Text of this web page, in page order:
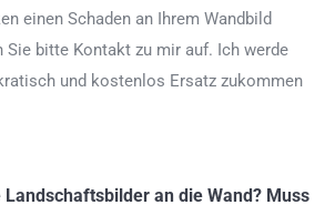
einen Schaden an Ihrem Wandbild
Sie bitte Kontakt zu mir auf. Ich werde
und kostenlos Ersatz zukommen
Landschaftsbilder an die Wand? Muss